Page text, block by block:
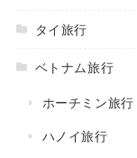
タイ旅行
ベトナム旅行
ホーチミン旅行
ハノイ旅行